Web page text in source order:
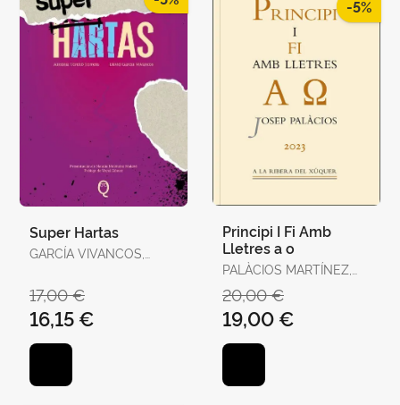
Super Hartas
GARCÍA VIVANCOS,
17,00 €
16,15 €
-5%
Principi I Fi Amb
Lletres a o
PALÀCIOS MARTÍNEZ,
20,00 €
19,00 €